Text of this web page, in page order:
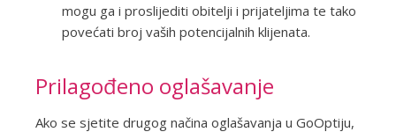
mogu ga i proslijediti obitelji i prijateljima te tako
povećati broj vaših potencijalnih klijenata.
Prilagođeno oglašavanje
Ako se sjetite drugog načina oglašavanja u GoOptiju,